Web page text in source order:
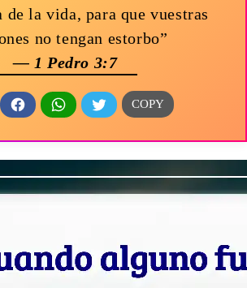
de la vida, para que vuestras
no tengan estorbo”
— 1 Pedro 3:7